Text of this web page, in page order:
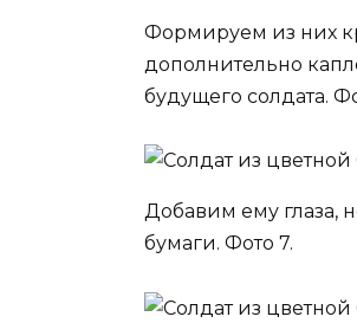
Формируем из них
дополнительно
будущего солдата.
Добавим ему глаза,
бумаги. Фото 7.